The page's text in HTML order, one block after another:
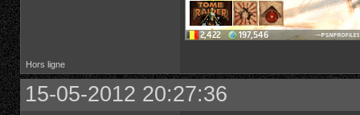
Hors ligne
15-05-2012 20:27:36